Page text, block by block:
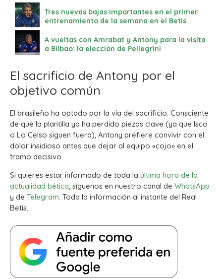
Tres nuevas bajas importantes en el primer
entrenamiento de la semana en el Betis
A vueltas con Amrabat y Antony para la visita
a Bilbao: la elección de Pellegrini
El sacrificio de Antony por el
objetivo común
El brasileño ha optado por la vía del sacrificio. Consciente
de que la plantilla ya ha perdido piezas clave (ya que Isco
o Lo Celso siguen fuera), Antony prefiere convivir con el
dolor insidioso antes que dejar al equipo «cojo» en el
tramo decisivo.
Si quieres estar informado de toda la última hora de la
actualidad bética, síguenos en nuestro canal de WhatsApp
y de Telegram. Toda la información al instante del Real
Betis.